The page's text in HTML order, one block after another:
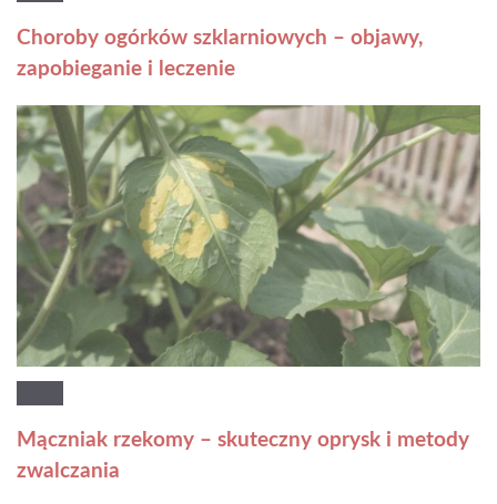
Choroby ogórków szklarniowych – objawy,
zapobieganie i leczenie
Mączniak rzekomy – skuteczny oprysk i metody
zwalczania